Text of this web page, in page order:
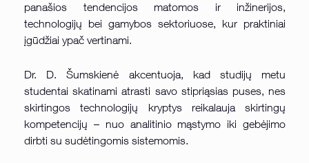
panašios tendencijos matomos ir inžinerijos,
technologijų bei gamybos sektoriuose, kur praktiniai
įgūdžiai ypač vertinami.
Dr. D. Šumskienė akcentuoja, kad studijų metu
studentai skatinami atrasti savo stipriąsias puses, nes
skirtingos technologijų kryptys reikalauja skirtingų
kompetencijų – nuo analitinio mąstymo iki gebėjimo
dirbti su sudėtingomis sistemomis.